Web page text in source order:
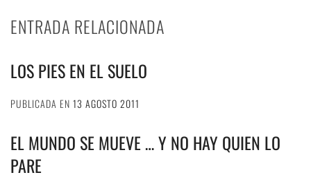
ENTRADA RELACIONADA
LOS PIES EN EL SUELO
PUBLICADA EN 13 AGOSTO 2011
EL MUNDO SE MUEVE … Y NO HAY QUIEN LO
PARE